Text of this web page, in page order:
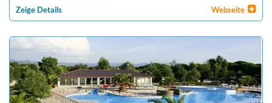
Zeige Details Webseite